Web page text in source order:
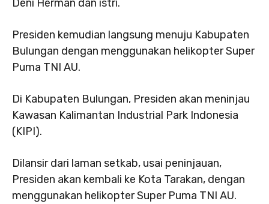
Deni Herman dan istri.
Presiden kemudian langsung menuju Kabupaten
Bulungan dengan menggunakan helikopter Super
Puma TNI AU.
Di Kabupaten Bulungan, Presiden akan meninjau
Kawasan Kalimantan Industrial Park Indonesia
(KIPI).
Dilansir dari laman setkab, usai peninjauan,
Presiden akan kembali ke Kota Tarakan, dengan
menggunakan helikopter Super Puma TNI AU.